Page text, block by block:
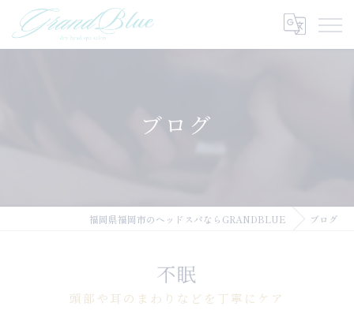
ブログ
福岡県福岡市のヘッドスパならGRANDBLUE ブログ
不眠
頭部や耳のまわりなどを丁寧にケア